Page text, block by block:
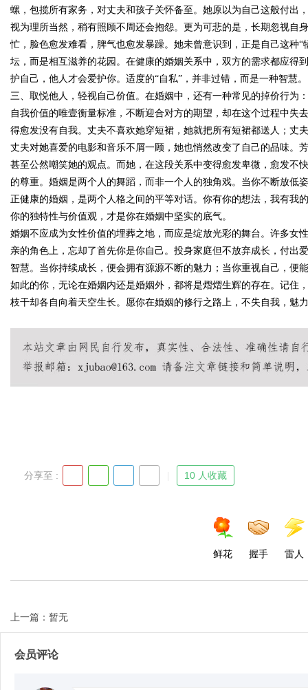
螺，包揽所有家务，对丈夫和孩子关怀备至。她原以为自己这般付出
视为理所当然，稍有照顾不周还会抱怨。更为可悲的是，长期忽视自
忙，脸色愈发难看，脾气也愈发暴躁。她未曾意识到，正是自己这种
坛，而是相互滋养的花园。在健康的婚姻关系中，双方的需求都应得
护自己，他人才会爱护你。适度的“自私”，并非过错，而是一种智慧。
三、取悦他人，轻视自己价值。在婚姻中，还有一种常见的掉价行为
自我价值的唯壹衡量标准，不断迎合对方的期望，却在这个过程中失
得愈发没有自我。丈夫不喜欢她穿短裙，她就把所有短裙都送人；丈
丈夫对她喜爱的电影和音乐不屑一顾，她也悄然改变了自己的品味。
甚至公然嘲笑她的观点。而她，在这段关系中变得愈发卑微，愈发不
的尊重。婚姻是两个人的舞蹈，而非一个人的独角戏。当你不断放低
正健康的婚姻，是两个人格之间的平等对话。你有你的想法，我有我
你的独特性与价值观，才是你在婚姻中坚实的底气。
婚姻不应成为女性价值的埋葬之地，而应是绽放光彩的舞台。许多女
亲的角色上，忘却了首先你是你自己。投身家庭但不放弃成长，付出
智慧。当你持续成长，便会拥有源源不断的魅力；当你重视自己，便
如此的你，无论在婚姻内还是婚姻外，都将是熠熠生辉的存在。记住
枝干却各自向着天空生长。愿你在婚姻的修行之路上，不失自我，魅
分享至 : 10 人收藏
鲜花 握手 雷人
上一篇：暂无
会员评论